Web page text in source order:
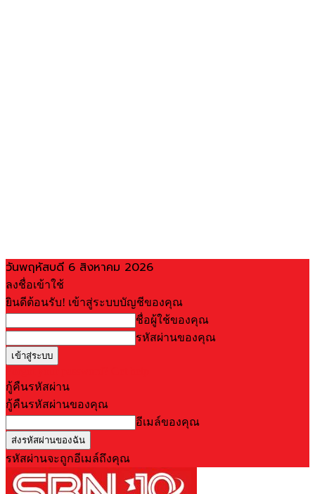
วันพฤหัสบดี 6 สิงหาคม 2026
ลงชื่อเข้าใช้
ยินดีต้อนรับ! เข้าสู่ระบบบัญชีของคุณ
ชื่อผู้ใช้ของคุณ
รหัสผ่านของคุณ
กู้คืนรหัสผ่าน
กู้คืนรหัสผ่านของคุณ
อีเมล์ของคุณ
รหัสผ่านจะถูกอีเมล์ถึงคุณ